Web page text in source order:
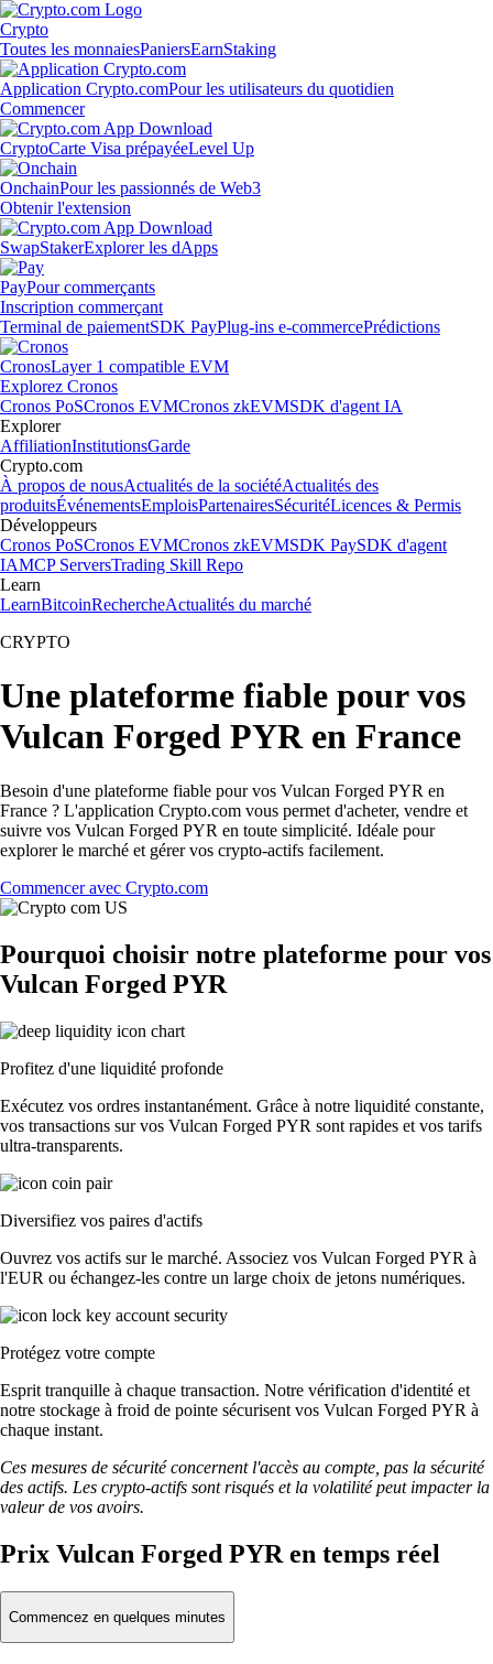
Crypto
Toutes les monnaiesPaniersEarnStaking
Application Crypto.comPour les utilisateurs du quotidien
Commencer
CryptoCarte Visa prépayéeLevel Up
OnchainPour les passionnés de Web3
Obtenir l'extension
SwapStakerExplorer les dApps
PayPour commerçants
Inscription commerçant
Terminal de paiementSDK PayPlug-ins e-commercePrédictions
CronosLayer 1 compatible EVM
Explorez Cronos
Cronos PoSCronos EVMCronos zkEVMSDK d'agent IA
Explorer
AffiliationInstitutionsGarde
Crypto.com
À propos de nousActualités de la sociétéActualités des
produitsÉvénementsEmploisPartenairesSécuritéLicences & Permis
Développeurs
Cronos PoSCronos EVMCronos zkEVMSDK PaySDK d'agent
IAMCP ServersTrading Skill Repo
Learn
LearnBitcoinRechercheActualités du marché
CRYPTO
Une plateforme fiable pour vos
Vulcan Forged PYR en France
Besoin d'une plateforme fiable pour vos Vulcan Forged PYR en
France ? L'application Crypto.com vous permet d'acheter, vendre et
suivre vos Vulcan Forged PYR en toute simplicité. Idéale pour
explorer le marché et gérer vos crypto-actifs facilement.
Commencer avec Crypto.com
Pourquoi choisir notre plateforme pour vos
Vulcan Forged PYR
Profitez d'une liquidité profonde
Exécutez vos ordres instantanément. Grâce à notre liquidité constante,
vos transactions sur vos Vulcan Forged PYR sont rapides et vos tarifs
ultra-transparents.
Diversifiez vos paires d'actifs
Ouvrez vos actifs sur le marché. Associez vos Vulcan Forged PYR à
l'EUR ou échangez-les contre un large choix de jetons numériques.
Protégez votre compte
Esprit tranquille à chaque transaction. Notre vérification d'identité et
notre stockage à froid de pointe sécurisent vos Vulcan Forged PYR à
chaque instant.
Ces mesures de sécurité concernent l'accès au compte, pas la sécurité
des actifs. Les crypto-actifs sont risqués et la volatilité peut impacter la
valeur de vos avoirs.
Prix Vulcan Forged PYR en temps réel
Commencez en quelques minutes